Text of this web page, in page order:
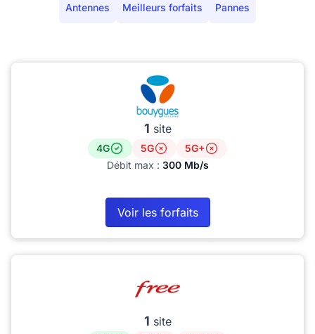
Antennes Meilleurs forfaits Pannes
1 site
4G 5G
5G+
Débit max : 300 Mb/s
Voir les forfaits
1 site